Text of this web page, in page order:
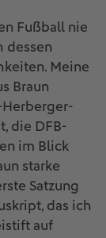
Fußball nie
dessen
Meine
Braun
die DFB-
im Blick
starke
Satzung
das ich
auf